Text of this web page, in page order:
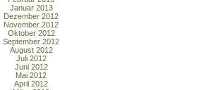
Januar 2013
Dezember 2012
November 2012
Oktober 2012
September 2012
August 2012
Juli 2012
Juni 2012
Mai 2012
April 2012